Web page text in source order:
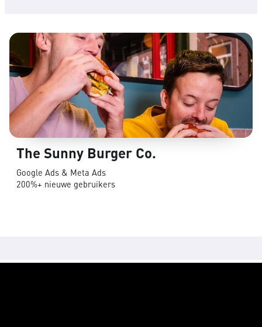
The Sunny Burger Co.
Google Ads & Meta Ads
200%+ nieuwe gebruikers